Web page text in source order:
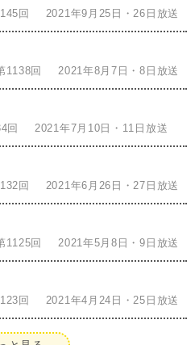
回 2021年9月25日・26日放送
1138回 2021年8月7日・8日放送
回 2021年7月10日・11日放送
回 2021年6月26日・27日放送
1125回 2021年5月8日・9日放送
回 2021年4月24日・25日放送